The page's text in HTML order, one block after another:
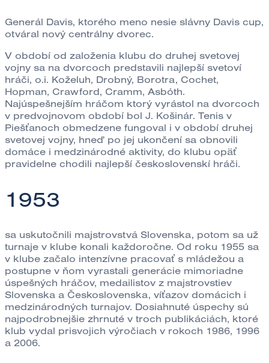
Generál Davis, ktorého meno nesie slávny Davis cup,
otváral nový centrálny dvorec.
V období od založenia klubu do druhej svetovej
vojny sa na dvorcoch predstavili najlepší svetoví
hráči, o.i. Koželuh, Drobný, Borotra, Cochet,
Hopman, Crawford, Cramm, Asbóth.
Najúspešnejším hráčom ktorý vyrástol na dvorcoch
v predvojnovom období bol J. Košinár. Tenis v
Piešťanoch obmedzene fungoval i v období druhej
svetovej vojny, hneď po jej ukončení sa obnovili
domáce i medzinárodné aktivity, do klubu opäť
pravidelne chodili najlepší československí hráči.
1953
sa uskutočnili majstrovstvá Slovenska, potom sa už
turnaje v klube konali každoročne. Od roku 1955 sa
v klube začalo intenzívne pracovať s mládežou a
postupne v ňom vyrastali generácie mimoriadne
úspešných hráčov, medailistov z majstrovstiev
Slovenska a Československa, víťazov domácich i
medzinárodných turnajov. Dosiahnuté úspechy sú
najpodrobnejšie zhrnuté v troch publikáciách, ktoré
klub vydal prisvojich výročiach v rokoch 1986, 1996
a 2006.